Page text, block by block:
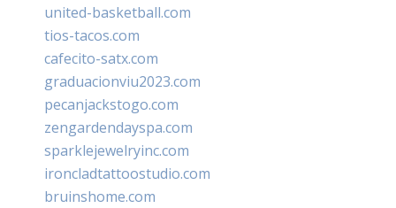
united-basketball.com
tios-tacos.com
cafecito-satx.com
graduacionviu2023.com
pecanjackstogo.com
zengardendayspa.com
sparklejewelryinc.com
ironcladtattoostudio.com
bruinshome.com